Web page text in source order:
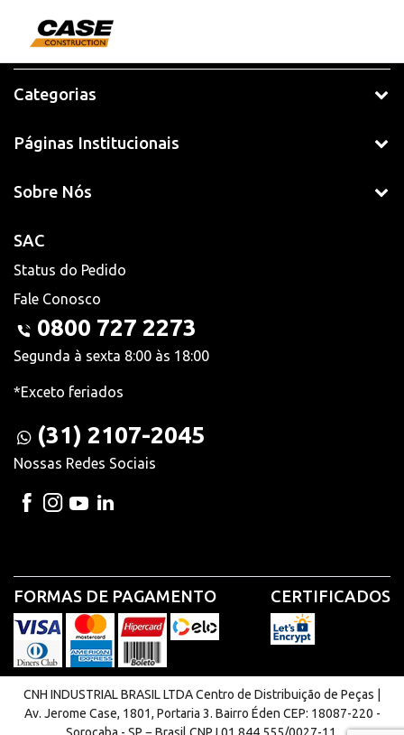
Categorias
Páginas Institucionais
Sobre Nós
SAC
Status do Pedido
Fale Conosco
0800 727 2273
Segunda à sexta 8:00 às 18:00
*Exceto feriados
(31) 2107-2045
Nossas Redes Sociais
FORMAS DE PAGAMENTO CERTIFICADOS
CNH INDUSTRIAL BRASIL LTDA Centro de Distribuição de Peças |
Av. Jerome Case, 1801, Portaria 3. Bairro Éden CEP: 18087-220 -